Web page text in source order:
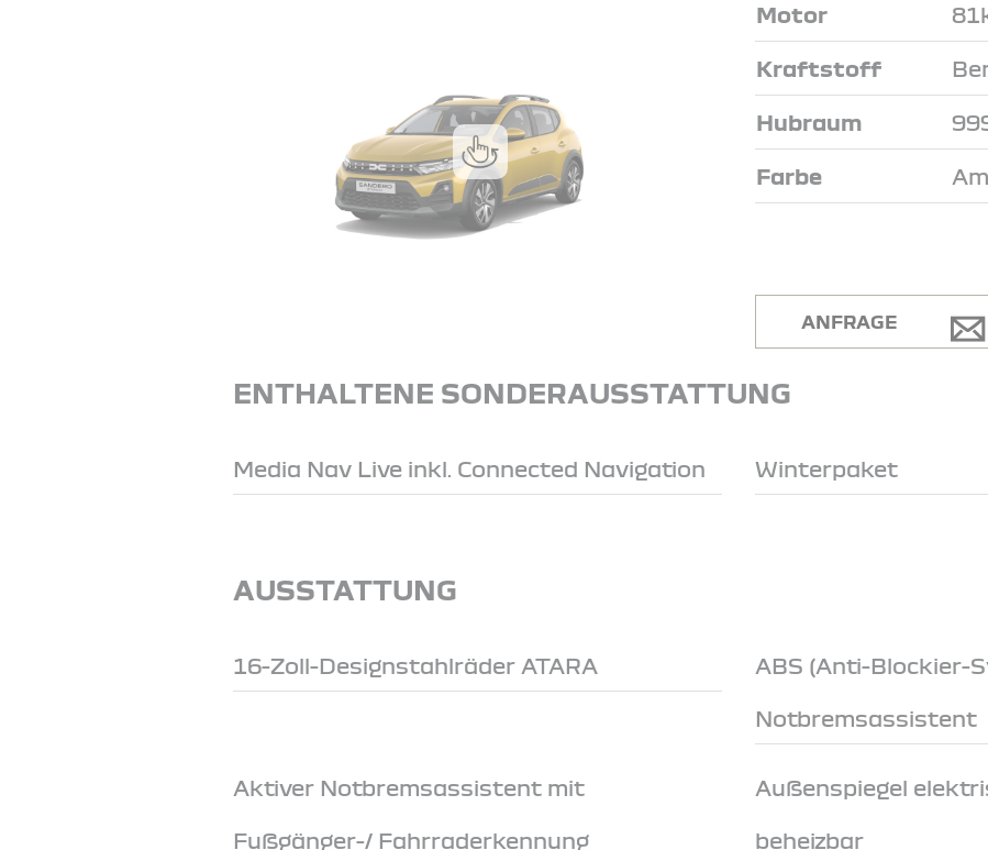
Motor
Kraftstoff
Hubraum
Farbe
ANFRAGE
ENTHALTENE SONDERAUSSTATTUNG
Media Nav Live inkl. Connected Navigation Winterpaket
AUSSTATTUNG
16-Zoll-Designstahlräder ATARA ABS (Anti-Blockier-
Notbremsassistent
Aktiver Notbremsassistent mit
Fußgänger-/ Fahrraderkennung
Außenspiegel
beheizbar